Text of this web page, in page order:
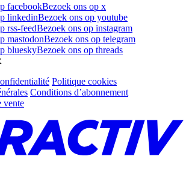
facebookBezoek ons op x
linkedinBezoek ons op youtube
rss-feedBezoek ons op instagram
mastodonBezoek ons op telegram
blueskyBezoek ons op threads
Politique cookies
Conditions d’abonnement
vente